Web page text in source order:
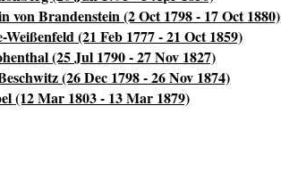
von Brandenstein (2 Oct 1798 - 17 Oct 1880)
(21 Feb 1777 - 21 Oct 1859)
(25 Jul 1790 - 27 Nov 1827)
(26 Dec 1798 - 26 Nov 1874)
(12 Mar 1803 - 13 Mar 1879)